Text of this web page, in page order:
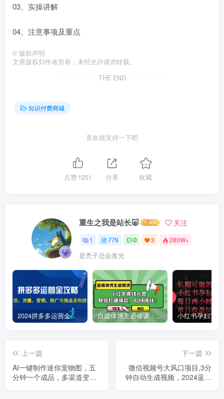
03、实操讲解
04、注意事项及重点
© 版权声明
文章版权归作者所有，未经允许请勿转载。
THE END
知识付费商城
喜欢就支持一下吧
点赞1251 分享 收藏
重生之我是站长🐷 关注
1 779 0 3 280W+
是秃子总会发光
2024拼多多运营全攻略：开店、流量、营销、推广与商品发布技巧（无水印） 自媒体博主必修课：小红书搞钱大赏，教你打造爆款，如何搞钱（11节课）
上一篇
AI一键制作迷你宠物图，五
分钟一个成品，多渠道变
下一篇
微信视频号大风口项目,3分
钟自动生成视频，2024蓝海